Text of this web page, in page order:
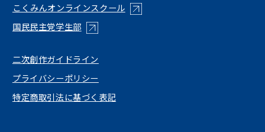
こくみんオンラインスクール（新しいタブで開く）
国民民主党学生部（新しいタブで開く）
二次創作ガイドライン
プライバシーポリシー
特定商取引法に基づく表記